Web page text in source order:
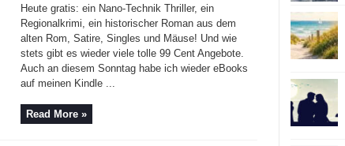
Heute gratis: ein Nano-Technik Thriller, ein
Regionalkrimi, ein historischer Roman aus dem
alten Rom, Satire, Singles und Mäuse! Und wie
stets gibt es wieder viele tolle 99 Cent Angebote.
Auch an diesem Sonntag habe ich wieder eBooks
auf meinen Kindle ...
Read More »